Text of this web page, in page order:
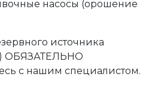
насосы (орошение
источника
ОБЯЗАТЕЛЬНО
с нашим специалистом.